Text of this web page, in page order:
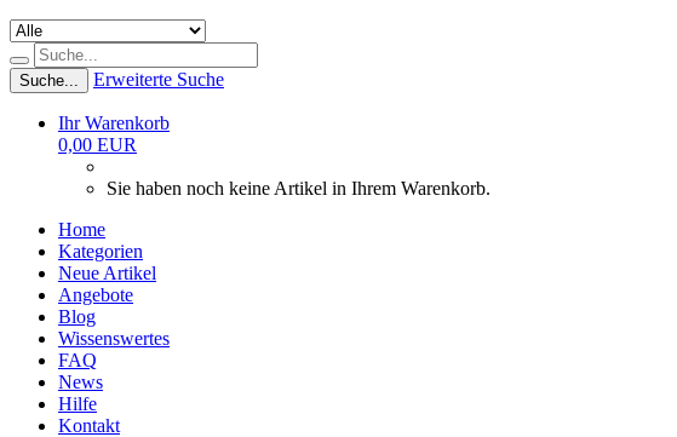
Suche... Erweiterte Suche
Ihr Warenkorb
0,00 EUR
Sie haben noch keine Artikel in Ihrem Warenkorb.
Home
Kategorien
Neue Artikel
Angebote
Blog
Wissenswertes
FAQ
News
Hilfe
Kontakt